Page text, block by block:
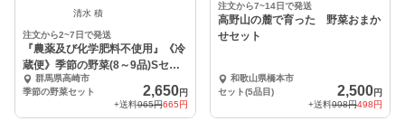
清水 積
注文から2~7日で発送
『農薬及び化学肥料不使用』《冷
蔵便》季節の野菜(8～9品)Sセッ
ト『群馬県産』
群馬県高崎市
季節の野菜セット
2,650円
+送料965円665円
注文から7~14日で発送
高野山の麓で育った 野菜おまか
せセット
和歌山県橋本市
セット(5品目)
2,500円
+送料998円498円